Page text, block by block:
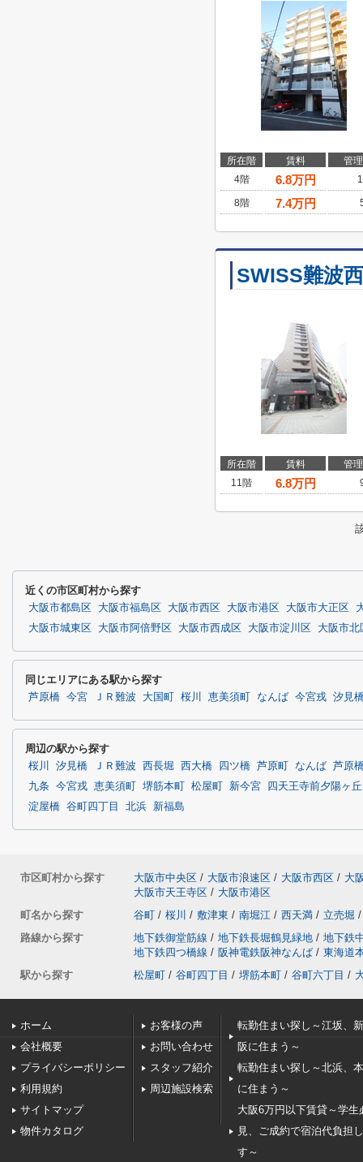
所在階 賃料
管
4階
6.8万円
8階 7.4万円
SWISS難波西
所在階 賃料
管
11階
6.8万円
近くの市区町村から探す
大阪市都島区 大阪市福島区 大阪市西区 大阪市港区 大阪市大正区
大阪市城東区
大阪市阿倍野区 大阪市西成区 大阪市淀川区 大阪市北
同じエリアにある駅から探す
芦原橋 今宮 ＪＲ難波 大国町 桜川 恵美須町 なんば 今宮戎 汐見
周辺の駅から探す
桜川 汐見橋 ＪＲ難波 西長堀 西大橋 四ツ橋 芦原町 なんば 芦原
九条 今宮戎 恵美須町 堺筋本町 松屋町 新今宮
四天王寺前夕陽ヶ丘
淀屋橋 谷町四丁目 北浜 新福島
市区町村から探す 大阪市中央区 / 大阪市浪速区 / 大阪市西区 / 大
大阪市天王寺区 / 大阪市港区
町名から探す
谷町 / 桜川 / 敷津東 / 南堀江 / 西天満 / 立売堀 /
路線から探す
地下鉄御堂筋線 / 地下鉄長堀鶴見緑地 / 地下鉄
地下鉄四つ橋線 / 阪神電鉄阪神なんば / 東海道
駅から探す
松屋町 / 谷町四丁目 / 堺筋本町 / 谷町六丁目 /
ホーム
会社概要
プライバシーポリシー
利用規約
サイトマップ
物件カタログ
お客様の声
お問い合わせ
スタッフ紹介
周辺施設検索
転勤住まい探し～江坂、
阪に住まう～
転勤住まい探し～北浜、
に住まう～
大阪6万円以下賃貸～学生
見、ご成約で宿泊代負担
す～